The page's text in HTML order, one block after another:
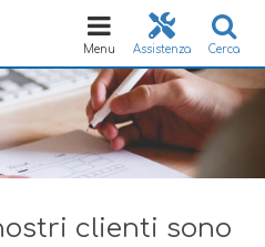
Cerca
Assistenza
Toggle
navigation
Menu
clienti sono